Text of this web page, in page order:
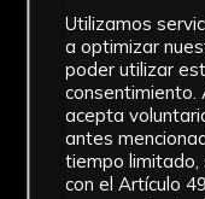
Utilizamos
a optimizar
poder utilizar
consentimiento.
acepta
antes
tiempo limitado,
con el Artículo